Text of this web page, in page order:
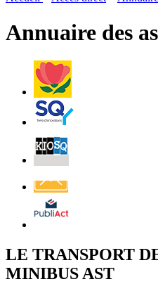
Annuaire des
Villes
et
Villages
Fleuris
Saint-
Quentin
Billetterie
Affichage
légal
LE TRANSPORT
MINIBUS AST